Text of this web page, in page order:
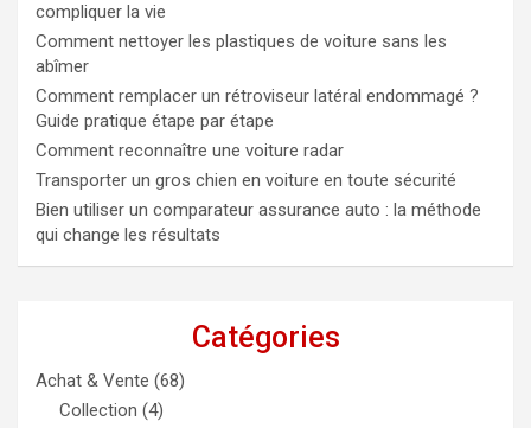
compliquer la vie
Comment nettoyer les plastiques de voiture sans les
abîmer
Comment remplacer un rétroviseur latéral endommagé ?
Guide pratique étape par étape
Comment reconnaître une voiture radar
Transporter un gros chien en voiture en toute sécurité
Bien utiliser un comparateur assurance auto : la méthode
qui change les résultats
Catégories
Achat & Vente (68)
Collection (4)